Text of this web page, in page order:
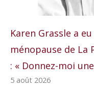
Karen Grassle a
ménopause de La
: « Donnez-moi
5 août 2026